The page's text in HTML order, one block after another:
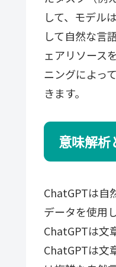
して、モデル
して自然な言
ェアリソース
ニングによっ
きます。
意味解析
ChatGPTは自
データを使用
ChatGPTは文
ChatGPTは文